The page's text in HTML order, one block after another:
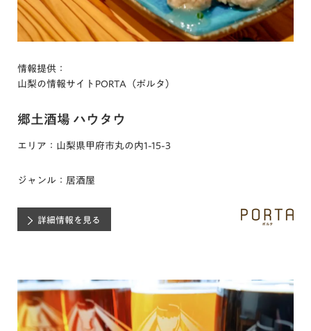
情報提供：
山梨の情報サイトPORTA（ポルタ）
郷土酒場 ハウタウ
エリア：山梨県甲府市丸の内1-15-3
ジャンル：居酒屋
詳細情報を見る